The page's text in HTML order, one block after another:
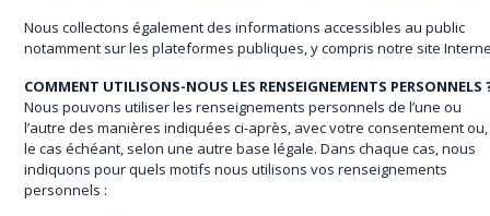
Nous collectons également des informations accessibles au public
notamment sur les plateformes publiques, y compris notre site
COMMENT UTILISONS-NOUS LES RENSEIGNEMENTS PERSONNELS
Nous pouvons utiliser les renseignements personnels de l’une ou
l’autre des manières indiquées ci-après, avec votre consentement ou,
le cas échéant, selon une autre base légale. Dans chaque cas, nous
indiquons pour quels motifs nous utilisons vos renseignements
personnels :